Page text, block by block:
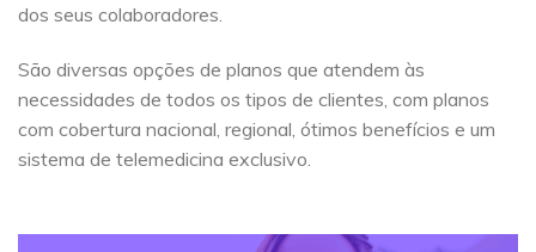
dos seus colaboradores.
São diversas opções de planos que atendem às
necessidades de todos os tipos de clientes, com planos
com cobertura nacional, regional, ótimos benefícios e um
sistema de telemedicina exclusivo.